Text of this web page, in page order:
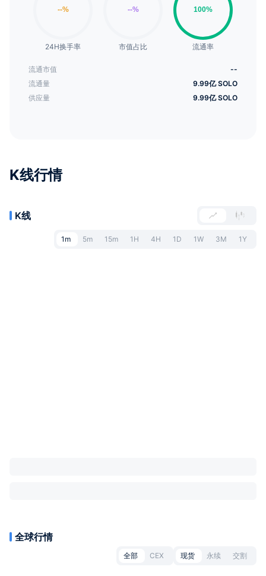
24H换手率 市值占比 流通率
流通市值
--
流通量
9.99亿 SOLO
供应量
9.99亿 SOLO
K线行情
K线
1m 5m 15m 1H 4H 1D 1W 3M 1Y
全球行情
全部 CEX 现货 永续 交割